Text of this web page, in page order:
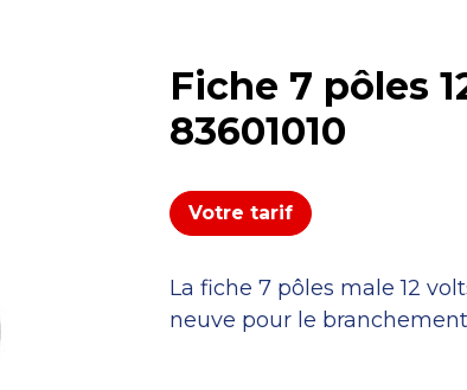
Fiche 7 pôles
83601010
Votre tarif
La fiche 7 pôles male 12
neuve pour le